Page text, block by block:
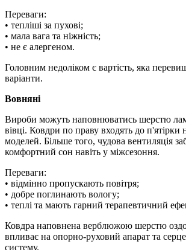
Переваги:
• тепліші за пухові;
• мала вага та ніжність;
• не є алергеном.
Головним недоліком є вартість, яка
варіанти.
Вовняні
Вироби можуть наповнюватись шерстю
вівці. Ковдри по праву входять до п'ятірки
моделей. Більше того, чудова вентиляція
комфортний сон навіть у міжсезоння.
Переваги:
• відмінно пропускають повітря;
• добре поглинають вологу;
• теплі та мають гарний терапевтичний
Ковдра наповнена верблюжою шерстю
впливає на опорно-руховий апарат та
систему.